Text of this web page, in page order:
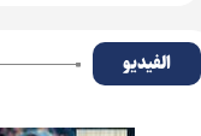
الفیدیو